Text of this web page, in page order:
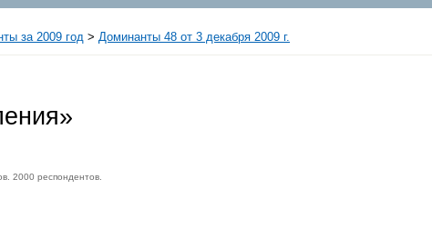
за 2009 год > Доминанты 48 от 3 декабря 2009 г.
2000 респондентов.